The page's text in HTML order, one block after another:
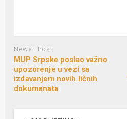
Newer Post
MUP Srpske poslao važno
upozorenje u vezi sa
izdavanjem novih ličnih
dokumenata